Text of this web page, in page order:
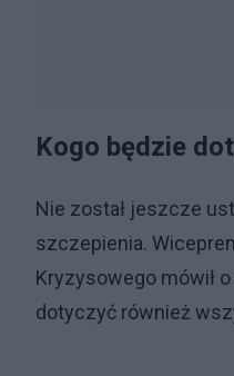
Kogo będzie
Nie został jeszcze
szczepienia.
Kryzysowego mówił
dotyczyć również